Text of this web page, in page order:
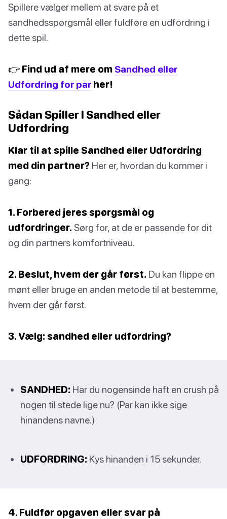
Spillere vælger mellem at svare på et
sandhedsspørgsmål eller fuldføre en udfordring i
dette spil.
👉 Find ud af mere om Sandhed eller
Udfordring for par her!
Sådan Spiller I Sandhed eller
Udfordring
Klar til at spille Sandhed eller Udfordring
med din partner? Her er, hvordan du kommer i
gang:
1. Forbered jeres spørgsmål og
udfordringer. Sørg for, at de er passende for dit
og din partners komfortniveau.
2. Beslut, hvem der går først. Du kan flippe en
mønt eller bruge en anden metode til at bestemme,
hvem der går først.
3. Vælg: sandhed eller udfordring?
SANDHED: Har du nogensinde haft en crush på
nogen til stede lige nu? (Par kan ikke sige
hinandens navne.)
UDFORDRING: Kys hinanden i 15 sekunder.
4. Fuldfør opgaven eller svar på